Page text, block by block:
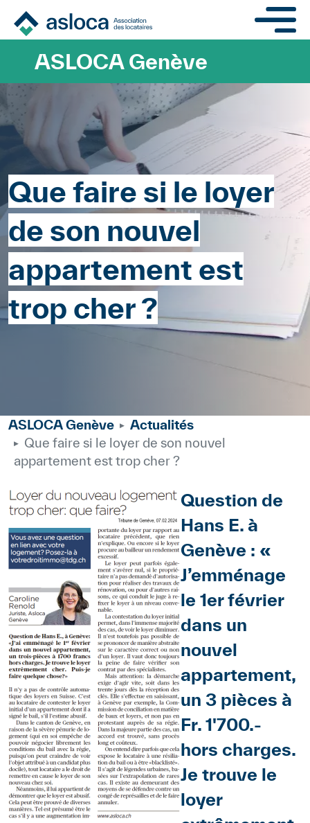
Aller au contenu
ASLOCA Genève
Que faire si le loyer
de son nouvel
appartement est
trop cher ?
ASLOCA Genève
Actualités
Que faire si le loyer de son nouvel
appartement est trop cher ?
Body
Image
Question de
Hans E. à
Genève : «
J’emménage
le 1er février
dans un
nouvel
appartement,
un 3 pièces à
Fr. 1'700.-
hors charges.
Je trouve le
loyer